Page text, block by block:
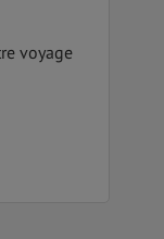
voyage